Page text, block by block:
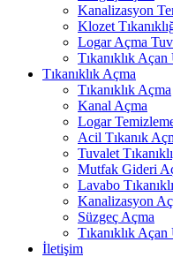
Kanalizasyon
Klozet
Logar Açma
Tıkanıklık Açan
Tıkanıklık Açma
Tıkanıklık Açma
Kanal Açma
Logar
Acil Tıkanık
Tuvalet
Mutfak Gideri
Lavabo
Kanalizasyon
Süzgeç Açma
Tıkanıklık Açan
İletişim